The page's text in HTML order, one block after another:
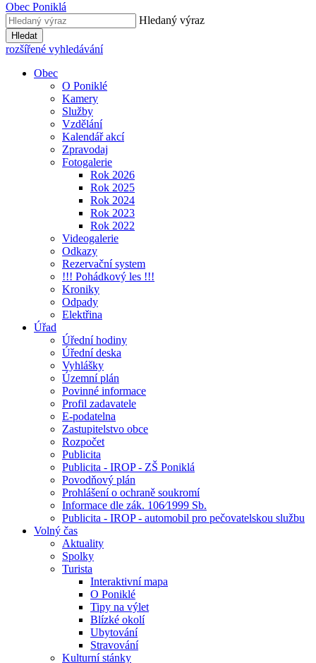
Obec Poniklá
Hledaný výraz
Hledat
rozšířené vyhledávání
Obec
O Poniklé
Kamery
Služby
Vzdělání
Kalendář akcí
Zpravodaj
Fotogalerie
Rok 2026
Rok 2025
Rok 2024
Rok 2023
Rok 2022
Videogalerie
Odkazy
Rezervační system
!!! Pohádkový les !!!
Kroniky
Odpady
Elektřina
Úřad
Úřední hodiny
Úřední deska
Vyhlášky
Územní plán
Povinné informace
Profil zadavatele
E-podatelna
Zastupitelstvo obce
Rozpočet
Publicita
Publicita - IROP - ZŠ Poniklá
Povodňový plán
Prohlášení o ochraně soukromí
Informace dle zák. 106⁄1999 Sb.
Publicita - IROP - automobil pro pečovatelskou službu
Volný čas
Aktuality
Spolky
Turista
Interaktivní mapa
O Poniklé
Tipy na výlet
Blízké okolí
Ubytování
Stravování
Kulturní stánky